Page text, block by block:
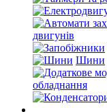
двигунів
Шини
обладнання